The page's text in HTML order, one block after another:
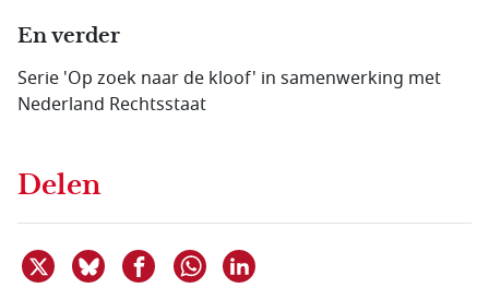
En verder
Serie 'Op zoek naar de kloof' in samenwerking met
Nederland Rechtsstaat
Delen
Deel dit item op X
Deel dit item op Bluesky
Deel dit item op Facebook
Delen via WhatsApp